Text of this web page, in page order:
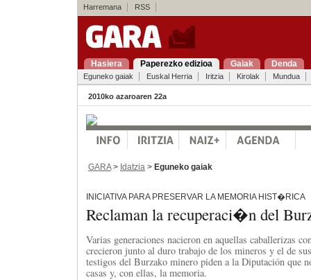
Harremana RSS
Hasiera Paperezko edizioa Gaiak Denda
Eguneko gaiak Euskal Herria Iritzia Kirolak Mundua
2010ko azaroaren 22a
GARA> Idatzia > Eguneko gaiak
INICIATIVA PARA PRESERVAR LA MEMORIA HIST�RICA
Reclaman la recuperaci�n del
Varias generaciones nacieron en aquellas caballerizas
crecieron junto al duro trabajo de los mineros y el de
testigos del Burzako minero piden a la Diputación que
casas y, con ellas, la memoria.